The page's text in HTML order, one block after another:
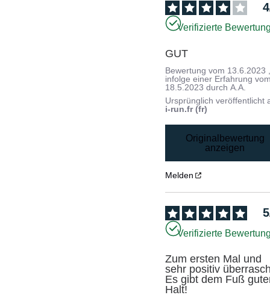
4
Verifizierte
GUT
Bewertung vom 13.6.2023
infolge einer Erfahrung
18.5.2023 durchA.A.
Ursprünglich veröffentlicht
i-run.fr (fr)
Originalbewertung
anzeigen
Melden
5
Verifizierte
Zum ersten Mal und
sehr positiv
Es gibt dem Fuß
Halt!